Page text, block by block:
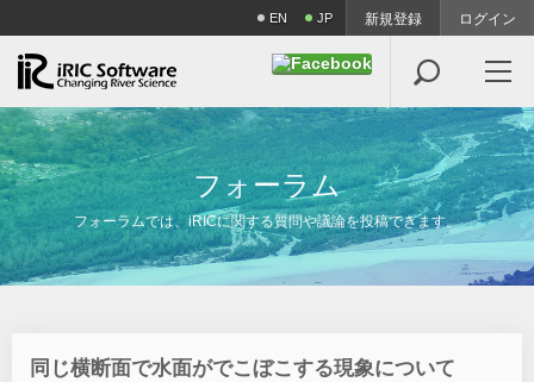
EN JP 新規登録 ログイン

フ ォ ーラム
フォーラムでは、iRICに関する質問や議論を投稿できます。
同じ横断面で水面がでこぼこする現象について